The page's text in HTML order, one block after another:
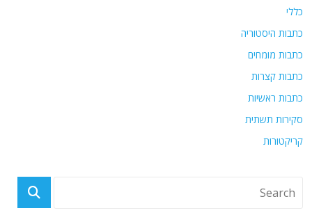
כללי
כתבות היסטוריה
כתבות מומחים
כתבות קצרות
כתבות ראשיות
סקירות תשתית
קריקטורות